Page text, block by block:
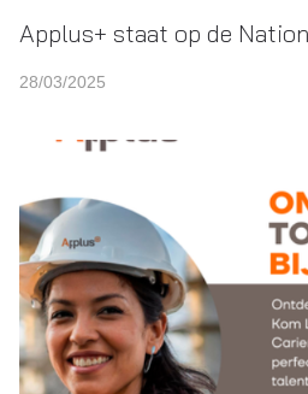
Applus+ staat op de
28/03/2025